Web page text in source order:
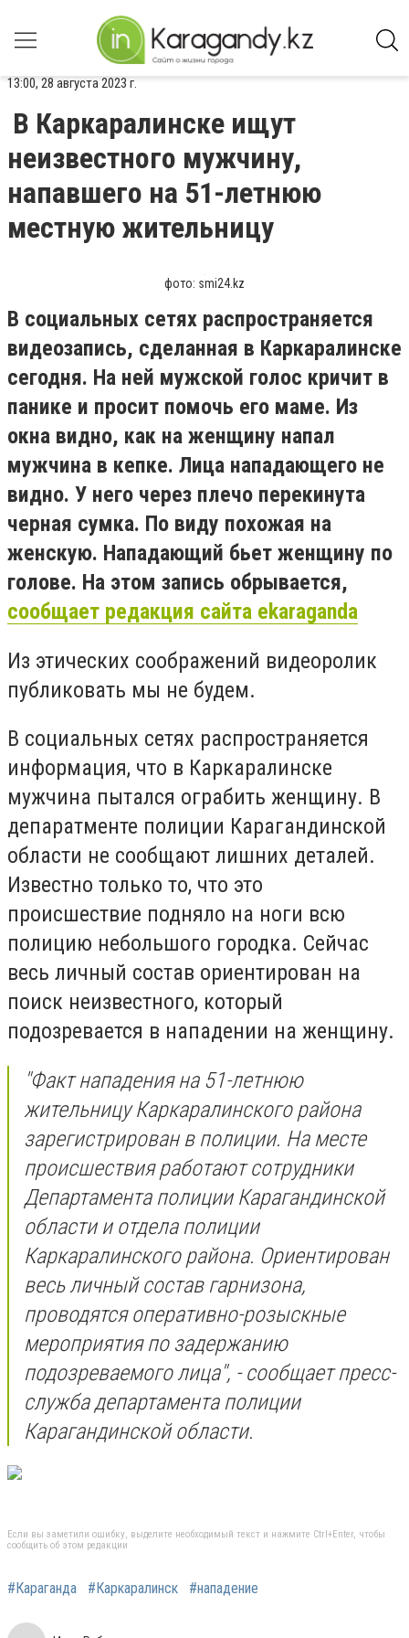
13:00, 28 августа 2023 г.
В Каркаралинске ищут
неизвестного мужчину,
напавшего на 51-летнюю
местную жительницу
фото: smi24.kz
В социальных сетях распространяется
видеозапись, сделанная в Каркаралинске
сегодня. На ней мужской голос кричит в
панике и просит помочь его маме. Из
окна видно, как на женщину напал
мужчина в кепке. Лица нападающего не
видно. У него через плечо перекинута
черная сумка. По виду похожая на
женскую. Нападающий бьет женщину по
голове. На этом запись обрывается,
сообщает редакция сайта ekaraganda
Из этических соображений видеоролик
публиковать мы не будем.
В социальных сетях распространяется
информация, что в Каркаралинске
мужчина пытался ограбить женщину. В
депаратменте полиции Карагандинской
области не сообщают лишних деталей.
Известно только то, что это
происшествие подняло на ноги всю
полицию небольшого городка. Сейчас
весь личный состав ориентирован на
поиск неизвестного, который
подозревается в нападении на женщину.
"Факт нападения на 51-летнюю
жительницу Каркаралинского района
зарегистрирован в полиции. На месте
происшествия работают сотрудники
Департамента полиции Карагандинской
области и отдела полиции
Каркаралинского района. Ориентирован
весь личный состав гарнизона,
проводятся оперативно-розыскные
мероприятия по задержанию
подозреваемого лица", - сообщает пресс-
служба департамента полиции
Карагандинской области.
Если вы заметили ошибку, выделите необходимый текст и нажмите Ctrl+Enter, чтобы
сообщить об этом редакции
#Караганда #Каркаралинск #нападение